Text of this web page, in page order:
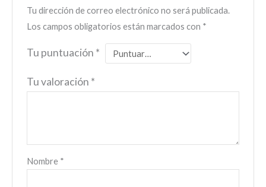
Tu dirección de correo electrónico no será publicada.
Los campos obligatorios están marcados con *
Tu puntuación *
Tu valoración *
Nombre *